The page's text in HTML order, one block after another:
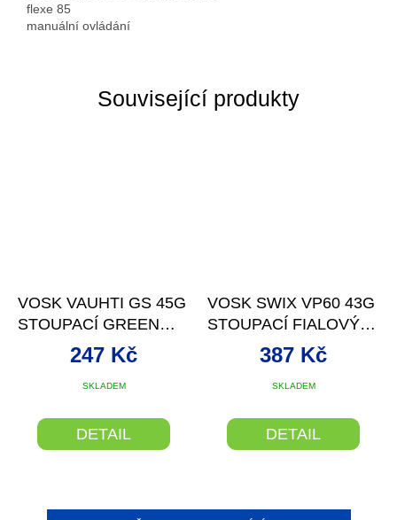
Související produkty
VOSK VAUHTI GS 45G
STOUPACÍ GREEN
-10/-30°C
SKLADEM
247 Kč
DETAIL
VOSK SWIX VP60 43G
STOUPACÍ FIALOVÝ/
ČERVENÝ -1/+2°
SKLADEM
387 Kč
DETAIL
flexe 85
manuální ovládání